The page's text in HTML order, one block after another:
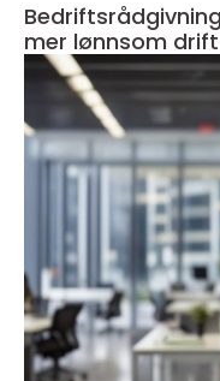
mer lønnsom drift